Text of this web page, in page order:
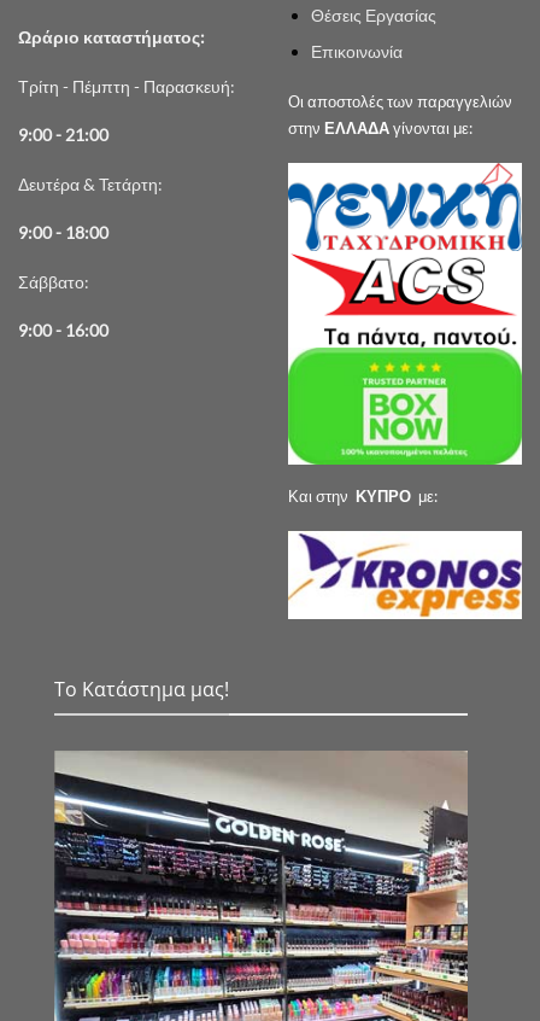
Ωράριο καταστήματος:
Τρίτη - Πέμπτη - Παρασκευή:
9:00 - 21:00
Δευτέρα & Τετάρτη:
9:00 - 18:00
Σάββατο:
9:00 - 16:00
Θέσεις Εργασίας
Επικοινωνία
Οι αποστολές των παραγγελιών
στην ΕΛΛΑΔΑγίνονται με:
Και στην ΚΥΠΡΟ με:
Το Κατάστημα μας!